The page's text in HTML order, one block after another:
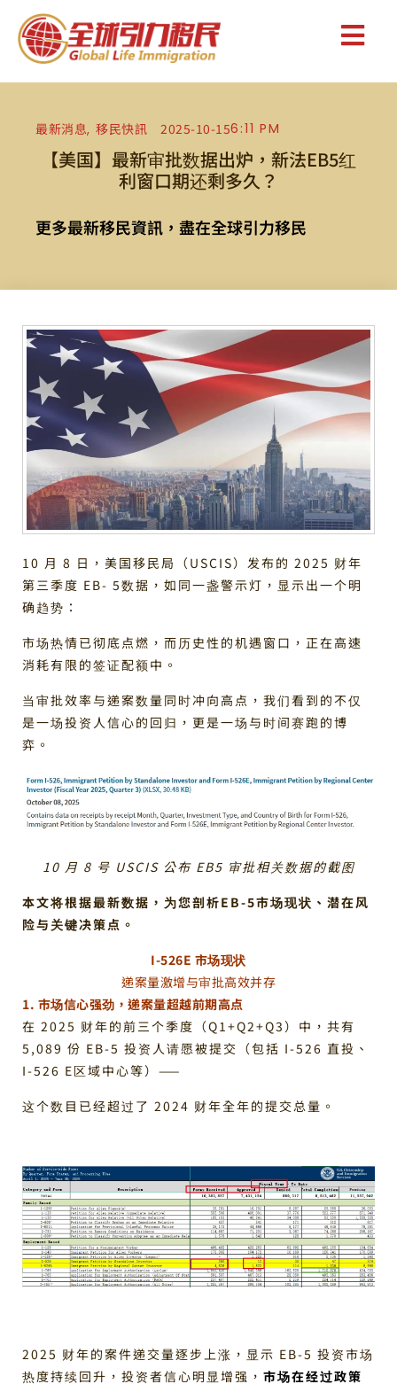
最新消息,移民快訊 2025-10-156:11 PM
【美国】最新审批数据出炉，新法EB5红
利窗口期还剩多久？
更多最新移民資訊，盡在全球引力移民
10 月 8 日，美国移民局（USCIS）发布的 2025 财年
第三季度 EB- 5数据，如同一盏警示灯，显示出一个明
确趋势：
市场热情已彻底点燃，而历史性的机遇窗口，正在高速
消耗有限的签证配额中。
当审批效率与递案数量同时冲向高点，我们看到的不仅
是一场投资人信心的回归，更是一场与时间赛跑的博
弈。
10 月 8 号 USCIS 公布 EB5 审批相关数据的截图
本文将根据最新数据，为您剖析EB-5市场现状、潜在风
险与关键决策点。
I-526E 市场现状
递案量激增与审批高效并存
1. 市场信心强劲，递案量超越前期高点
在 2025 财年的前三个季度（Q1+Q2+Q3）中，共有
5,089 份 EB-5 投资人请愿被提交（包括 I-526 直投、
I-526 E区域中心等）——
这个数目已经超过了 2024 财年全年的提交总量。
2025 财年的案件递交量逐步上涨，显示 EB-5 投资市场
热度持续回升，投资者信心明显增强， 市场在经过政策